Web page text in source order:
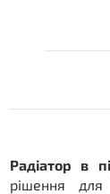
Радіатор в
рішення